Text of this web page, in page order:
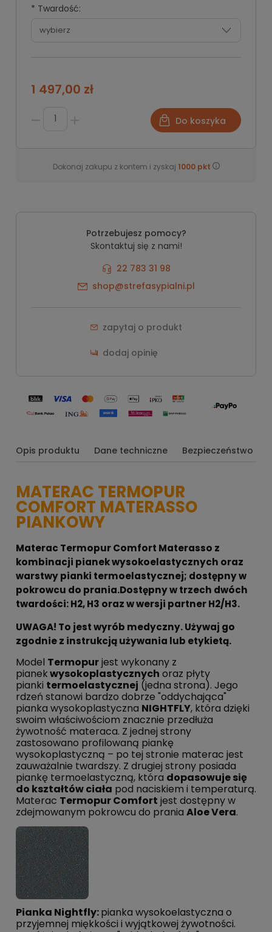
* Twardość:
1 497,00 zł
Do koszyka
Dokonaj zakupu z kontem i zyskaj 1000pkt
Potrzebujesz pomocy?
Skontaktuj się z nami!
22 783 31 98
shop@strefasypialni.pl
zapytaj o produkt
dodaj opinię
Opis produktu Dane techniczne Bezpieczeństwo
MATERAC TERMOPUR
COMFORT MATERASSO
PIANKOWY
Materac Termopur Comfort Materasso z
kombinacji pianek wysokoelastycznych oraz
warstwy pianki termoelastycznej; dostępny w
pokrowcu do prania.Dostępny w trzech dwóch
twardości: H2, H3 oraz w wersji partner H2/H3.
UWAGA! To jest wyrób medyczny. Używaj go
zgodnie z instrukcją używania lub etykietą.
Model Termopurjest wykonany z
pianekwysokoplastycznych oraz płyty
pianki termoelastycznej (jedna strona). Jego
rdzeń stanowi bardzo dobrze "oddychająca"
pianka wysokoplastyczna NIGHTFLY, która dzięki
swoim właściwościom znacznie przedłuża
żywotność materaca. Z jednej strony
zastosowano profilowaną piankę
wysokoplastyczną – po tej stronie materac jest
zauważalnie twardszy. Z drugiej strony posiada
piankę termoelastyczną, która dopasowuje się
do kształtów ciała pod naciskiem i temperaturą.
Materac Termopur Comfort jest dostępny w
zdejmowanym pokrowcu do prania Aloe Vera.
Pianka Nightfly:pianka wysokoelastyczna o
przyjemnej miękkości i wyjątkowej żywotności.